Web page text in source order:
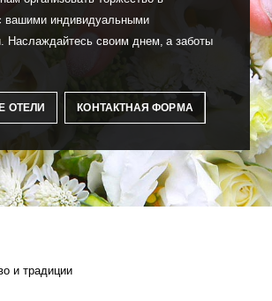
вашими индивидуальными
Наслаждайтесь своим днем, а заботы
ОТЕЛИ КОНТАКТНАЯ ФОРМА
и традиции